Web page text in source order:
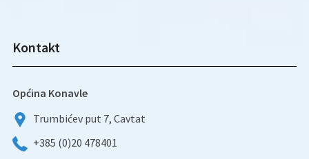
Kontakt
Općina Konavle
Trumbićev put 7, Cavtat
+385 (0)20 478401